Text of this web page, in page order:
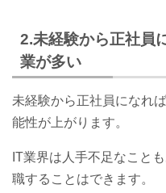
2.未経験から正社員
業が多い
未経験から正社員になれ
能性が上がります。
IT業界は人手不足なこと
職することはできます。